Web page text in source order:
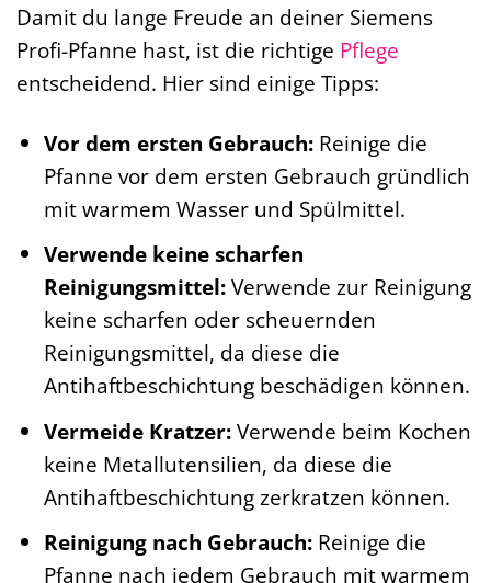
Damit du lange Freude an deiner Siemens
Profi-Pfanne hast, ist die richtige Pflege
entscheidend. Hier sind einige Tipps:
Vor dem ersten Gebrauch:Reinige die
Pfanne vor dem ersten Gebrauch gründlich
mit warmem Wasser und Spülmittel.
Verwende keine scharfen
Reinigungsmittel:Verwende zur Reinigung
keine scharfen oder scheuernden
Reinigungsmittel, da diese die
Antihaftbeschichtung beschädigen können.
Vermeide Kratzer:Verwende beim Kochen
keine Metallutensilien, da diese die
Antihaftbeschichtung zerkratzen können.
Reinigung nach Gebrauch:Reinige die
Pfanne nach jedem Gebrauch mit warmem